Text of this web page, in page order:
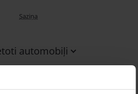
Saziņa
automobiļi
Serviss